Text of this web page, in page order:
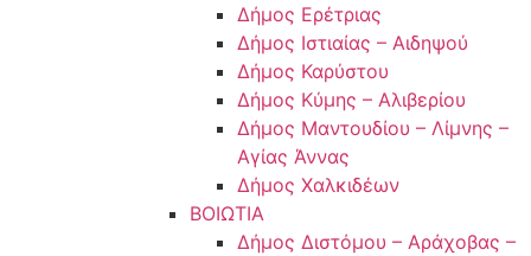
Δήμος Ερέτριας
Δήμος Ιστιαίας – Αιδηψού
Δήμος Καρύστου
Δήμος Κύμης – Αλιβερίου
Δήμος Μαντουδίου – Λίμνης –
Αγίας Άννας
Δήμος Χαλκιδέων
ΒΟΙΩΤΙΑ
Δήμος Διστόμου – Αράχοβας –